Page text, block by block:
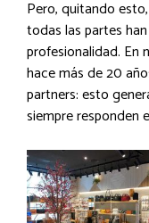
Pero, quitando
todas las partes
profesionalidad. En
hace más de 20
partners: esto
siempre responden